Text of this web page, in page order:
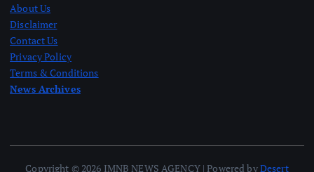
About Us
Disclaimer
Contact Us
Privacy Policy
Terms & Conditions
News Archives
Copyright © 2026 IMNB NEWS AGENCY | Powered byDesert